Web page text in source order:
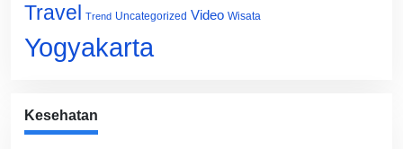
Travel Trend Uncategorized Video Wisata
Yogyakarta
Kesehatan